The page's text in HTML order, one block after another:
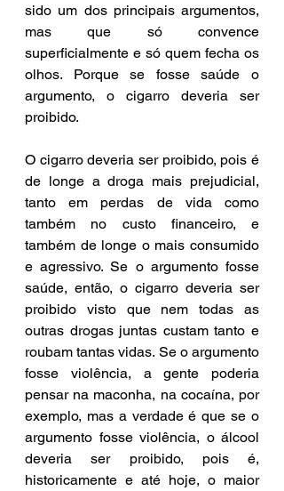
sido um dos principais argumentos,
mas que só convence
superficialmente e só quem fecha os
olhos. Porque se fosse saúde o
argumento, o cigarro deveria ser
proibido.
O cigarro deveria ser proibido, pois é
de longe a droga mais prejudicial,
tanto em perdas de vida como
também no custo financeiro, e
também de longe o mais consumido
e agressivo. Se o argumento fosse
saúde, então, o cigarro deveria ser
proibido visto que nem todas as
outras drogas juntas custam tanto e
roubam tantas vidas. Se o argumento
fosse violência, a gente poderia
pensar na maconha, na cocaína, por
exemplo, mas a verdade é que se o
argumento fosse violência, o álcool
deveria ser proibido, pois é,
historicamente e até hoje, o maior